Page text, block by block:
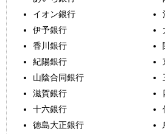
イオン銀行
伊予銀行
香川銀行
紀陽銀行
山陰合同銀行
滋賀銀行
十六銀行
徳島大正銀行